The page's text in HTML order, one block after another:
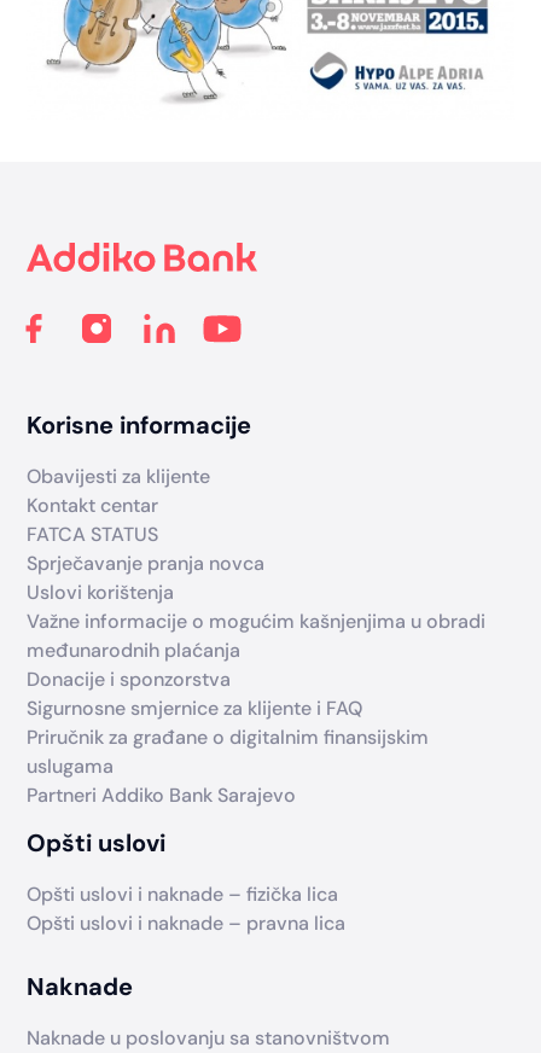
Korisne informacije
Obavijesti za klijente
Kontakt centar
FATCA STATUS
Sprječavanje pranja novca
Uslovi korištenja
Važne informacije o mogućim kašnjenjima u obradi
međunarodnih plaćanja
Donacije i sponzorstva
Sigurnosne smjernice za klijente i FAQ
Priručnik za građane o digitalnim finansijskim
uslugama
Partneri Addiko Bank Sarajevo
Opšti uslovi
Opšti uslovi i naknade – fizička lica
Opšti uslovi i naknade – pravna lica
Naknade
Naknade u poslovanju sa stanovništvom